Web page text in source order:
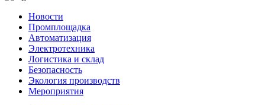
Новости
Промплощадка
Автоматизация
Электротехника
Логистика и склад
Безопасность
Экология производств
Мероприятия